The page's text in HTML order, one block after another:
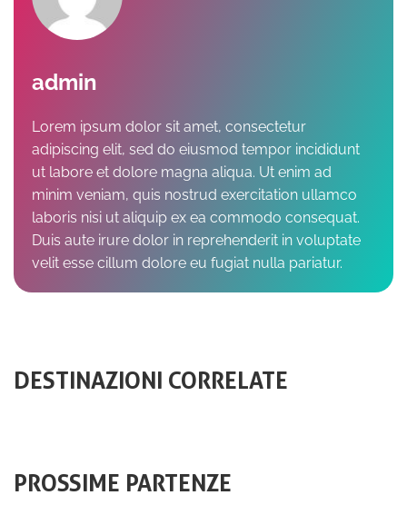
admin
Lorem ipsum dolor sit amet, consectetur
adipiscing elit, sed do eiusmod tempor incididunt
ut labore et dolore magna aliqua. Ut enim ad
minim veniam, quis nostrud exercitation ullamco
laboris nisi ut aliquip ex ea commodo consequat.
Duis aute irure dolor in reprehenderit in voluptate
velit esse cillum dolore eu fugiat nulla pariatur.
DESTINAZIONI CORRELATE
PROSSIME PARTENZE